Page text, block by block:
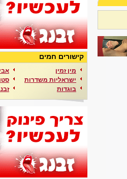
קישורים חמים
מין זמין
ישראליות משדרות
בוגדות